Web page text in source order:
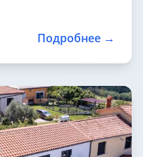
Подробнее →